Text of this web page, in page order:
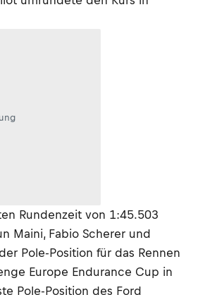
Rundenzeit von 1:45.503
Maini, Fabio Scherer und
Pole-Position für das Rennen
Europe Endurance Cup in
Pole-Position des Ford